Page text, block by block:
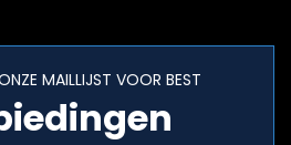
MAILLIJST VOOR BEST